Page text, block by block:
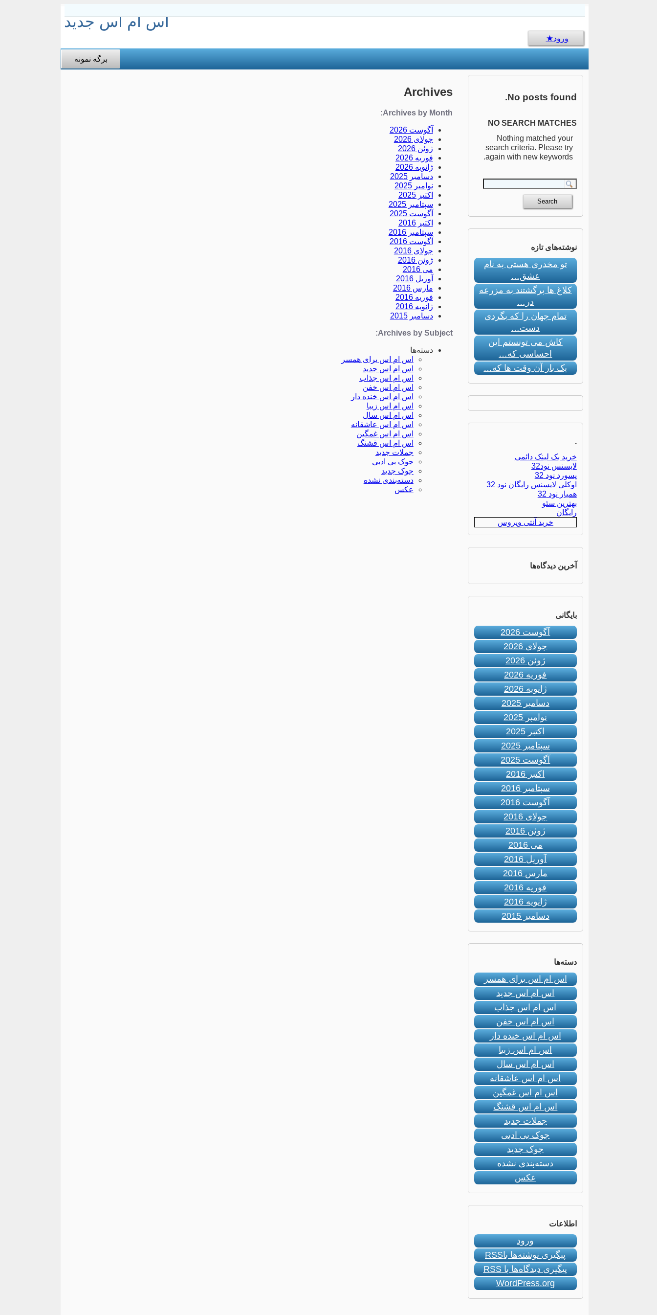
اس ام اس جدید
ورود
برگه نمونه
Archives
Archives by Month:
آگوست 2026
جولای 2026
ژوئن 2026
فوریه 2026
ژانویه 2026
دسامبر 2025
نوامبر 2025
اکتبر 2025
سپتامبر 2025
آگوست 2025
اکتبر 2016
سپتامبر 2016
آگوست 2016
جولای 2016
ژوئن 2016
می 2016
آوریل 2016
مارس 2016
فوریه 2016
ژانویه 2016
دسامبر 2015
Archives by Subject:
دسته‌ها
اس ام اس برای همسر
اس ام اس جدید
اس ام اس جذاب
اس ام اس خفن
اس ام اس خنده دار
اس ام اس زیبا
اس ام اس سال
اس ام اس عاشقانه
اس ام اس غمگین
اس ام اس قشنگ
جملات جدید
جوک بی ادبی
جوک جدید
دسته‌بندی نشده
عکس
No posts found.
NO SEARCH MATCHES
Nothing matched your
search criteria. Please try
again with new keywords.
نوشته‌های تازه
تو مخدری هستی به نام
عشق…
کلاغ ها برگشتند به مزرعه
در…
تمام جهان را که بگردی
دست…
کاش می تونستم این
احساسی که…
یک بار آن وقت ها که…
.
خرید بک لینک دائمی
لایسنس نود32
پسورد نود 32
اوکلی لایسنس رایگان نود 32
همیار نود 32
بهترین سئو
رایگان
خرید آنتی ویروس
آخرین دیدگاه‌ها
بایگانی
آگوست 2026
جولای 2026
ژوئن 2026
فوریه 2026
ژانویه 2026
دسامبر 2025
نوامبر 2025
اکتبر 2025
سپتامبر 2025
آگوست 2025
اکتبر 2016
سپتامبر 2016
آگوست 2016
جولای 2016
ژوئن 2016
می 2016
آوریل 2016
مارس 2016
فوریه 2016
ژانویه 2016
دسامبر 2015
دسته‌ها
اس ام اس برای همسر
اس ام اس جدید
اس ام اس جذاب
اس ام اس خفن
اس ام اس خنده دار
اس ام اس زیبا
اس ام اس سال
اس ام اس عاشقانه
اس ام اس غمگین
اس ام اس قشنگ
جملات جدید
جوک بی ادبی
جوک جدید
دسته‌بندی نشده
عکس
اطلاعات
ورود
پیگیری نوشته‌ها باRSS
پیگیری دیدگاه‌ها باRSS
WordPress.org